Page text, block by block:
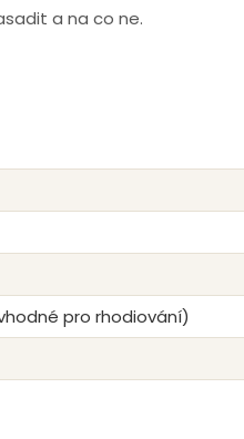
a na co ne.
pro rhodiování)